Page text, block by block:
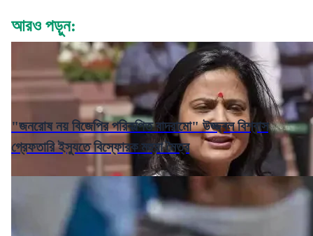
আরও পড়ুন:
"জনরোষ নয় বিজেপির পরিকল্পিত বাদরামো" উজ্জ্বল বিশ্বাস
গ্রেফতারি ইস্যুতে বিস্ফোরক মহুয়া মৈত্র